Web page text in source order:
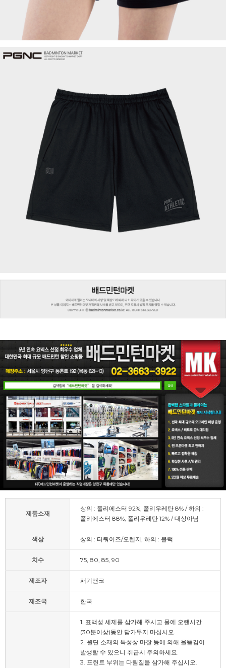
제품소재
상의 : 폴리에스터 92%, 폴리우레탄 8% / 하의 :
폴리에스터 88%, 폴리우레탄 12% / 대상아님
색상 상의 : 터쿼이즈/오렌지, 하의 : 블랙
치수 75, 80, 85, 90
제조자 패기앤코
제조국 한국
1. 표백성 세제를 삼가해 주시고 물에 오랜시간
(30분이상)동안 담가두지 마십시오.
2. 원단 소재의 특성상 마찰 등에 의해 올뜯김이
발생할 수 있으니 취급시 주의하세요.
3. 프린트 부위는 다림질을 삼가해 주십시오.